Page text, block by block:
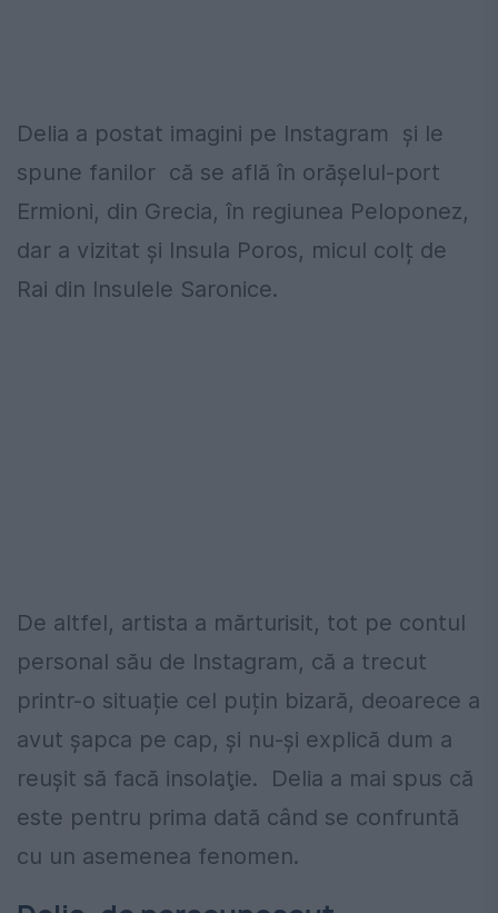
Delia a postat imagini pe Instagram și le
spune fanilor că se află în orășelul-port
Ermioni, din Grecia, în regiunea Peloponez,
dar a vizitat și Insula Poros, micul colț de
Rai din Insulele Saronice.
De altfel, artista a mărturisit, tot pe contul
personal său de Instagram, că a trecut
printr-o situație cel puțin bizară, deoarece a
avut şapca pe cap, şi nu-şi explică dum a
reuşit să facă insolaţie. Delia a mai spus că
este pentru prima dată când se confruntă
cu un asemenea fenomen.